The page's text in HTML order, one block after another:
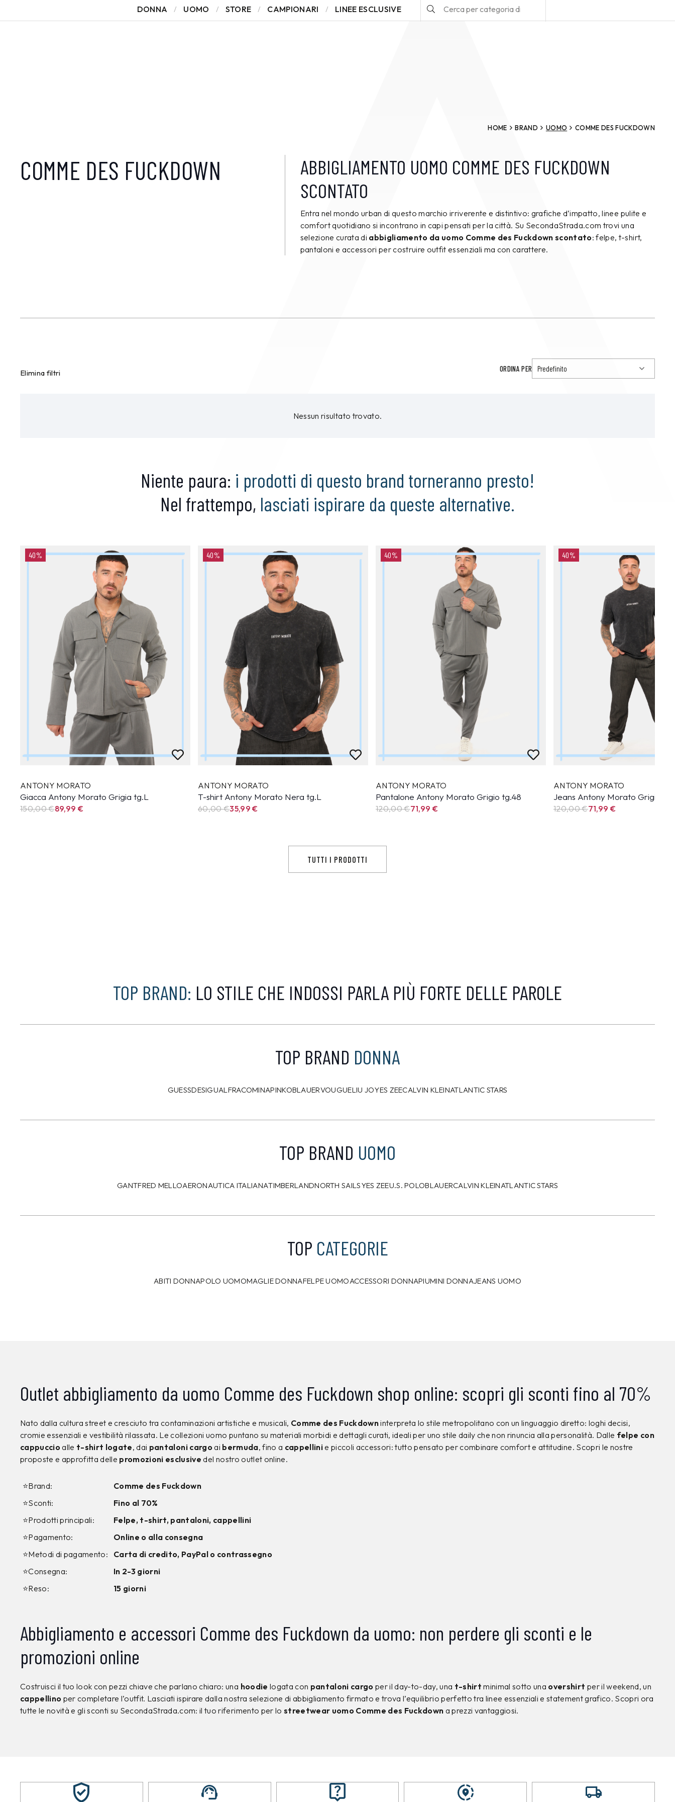
DONNA UOMO STORE CAMPIONARI LINEE ESCLUSIVE
HOME BRAND UOMO COMME DES FUCKDOWN
COMME DES FUCKDOWN
ABBIGLIAMENTO UOMO COMME DES FUCKDOWN
SCONTATO
Entra nel mondo urban di questo marchio irriverente e distintivo: grafiche d’impatto, linee pulite e
comfort quotidiano si incontrano in capi pensati per la città. Su SecondaStrada.com trovi una
selezione curata di abbigliamento da uomo Comme des Fuckdown scontato: felpe, t-shirt,
pantaloni e accessori per costruire outfit essenziali ma con carattere.
Elimina filtri ORDINA PER
Nessun risultato trovato.
Niente paura: i prodotti di questo brand torneranno presto!
Nel frattempo, lasciati ispirare da queste alternative.
40%
ANTONY MORATO
Giacca Antony Morato Grigia tg.L
150,00 €89,99 €
40%
ANTONY MORATO
T-shirt Antony Morato Nera tg.L
60,00 €35,99€
40%
ANTONY MORATO
Pantalone Antony Morato Grigio tg.48
120,00 €71,99 €
40%
ANTONY MORATO
Jeans Antony Morato Grigio
120,00 €71,99 €
TUTTI I PRODOTTI
TOP BRAND: LO STILE CHE INDOSSI PARLA PIÙ FORTE DELLE PAROLE
TOP BRAND DONNA
GUESSDESIGUAL FRACOMINAPINKOBLAUERVOUGUELIU JOYES ZEECALVIN KLEINATLANTIC STARS
TOP BRAND UOMO
GANTFRED MELLOAERONAUTICA ITALIANATIMBERLANDNORTH SAILSYES ZEEU.S. POLOBLAUERCALVIN KLEINATLANTIC STARS
TOP CATEGORIE
ABITI DONNAPOLO UOMOMAGLIE DONNAFELPE UOMOACCESSORI DONNAPIUMINI DONNAJEANS UOMO
Outlet abbigliamento da uomo Comme des Fuckdown shop online: scopri gli sconti fino al 70%
Nato dalla cultura street e cresciuto tra contaminazioni artistiche e musicali, Comme des Fuckdowninterpreta lo stile metropolitano con un linguaggio diretto: loghi decisi,
cromie essenziali e vestibilità rilassata. Le collezioni uomo puntano su materiali morbidi e dettagli curati, ideali per uno stile daily che non rinuncia alla personalità. Dalle felpe con
cappuccio alle t-shirt logate, dai pantaloni cargo ai bermuda, fino a cappellinie piccoli accessori: tutto pensato per combinare comfort e attitudine. Scopri le nostre
proposte e approfitta delle promozioni esclusive del nostro outlet online.
⭐Brand:
Comme des Fuckdown
⭐Sconti:
Fino al 70%
⭐Prodotti principali:
Felpe, t-shirt, pantaloni, cappellini
⭐Pagamento:
Online o alla consegna
⭐Metodi di pagamento:
Carta di credito, PayPal o contrassegno
⭐Consegna:
In 2-3 giorni
⭐Reso:
15 giorni
Abbigliamento e accessori Comme des Fuckdown da uomo: non perdere gli sconti e le
promozioni online
Costruisci il tuo look con pezzi chiave che parlano chiaro: una hoodie logata con pantaloni cargo per il day-to-day, una t-shirt minimal sotto una overshirt per il weekend, un
cappellino per completare l’outfit. Lasciati ispirare dalla nostra selezione di abbigliamento firmato e trova l’equilibrio perfetto tra linee essenziali e statement grafico. Scopri ora
tutte le novità e gli sconti su SecondaStrada.com: il tuo riferimento per lo streetwear uomo Comme des Fuckdown a prezzi vantaggiosi.